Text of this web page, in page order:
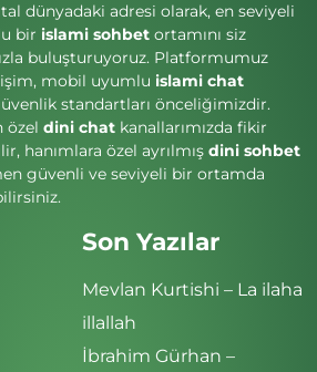
dünyadaki adresi olarak, en seviyeli
bir islami sohbet ortamını siz
buluşturuyoruz. Platformumuz
mobil uyumlu islami chat
standartları önceliğimizdir.
özel dini chat kanallarımızda fikir
hanımlara özel ayrılmış dini sohbet
güvenli ve seviyeli bir ortamda
Son Yazılar
Mevlan Kurtishi – La ilaha
illallah
İbrahim Gürhan –